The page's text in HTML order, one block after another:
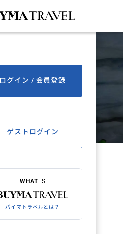
ログイン / 会員登録
ゲストログイン
WHAT IS
バイマトラベルとは？